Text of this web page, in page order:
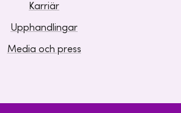
Karriär
Upphandlingar
Media och press